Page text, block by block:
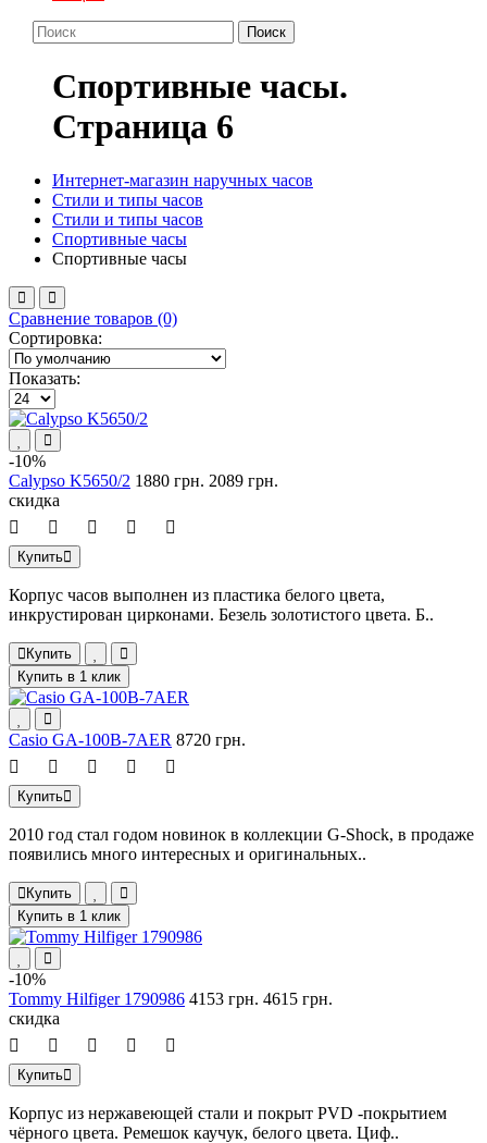
Поиск
Спортивные часы.
Cтраница 6
Интернет-магазин наручных часов
Стили и типы часов
Стили и типы часов
Спортивные часы
Спортивные часы
Сравнение товаров (0)
Сортировка:
Показать:
-10%
Calypso K5650/2 1880 грн. 2089 грн.
скидка
Купить
Корпус часов выполнен из пластика белого цвета,
инкрустирован цирконами. Безель золотистого цвета. Б..
Купить
Купить в 1 клик
Casio GA-100B-7AER 8720 грн.
Купить
2010 год стал годом новинок в коллекции G-Shock, в продаже
появились много интересных и оригинальных..
Купить
Купить в 1 клик
-10%
Tommy Hilfiger 1790986 4153 грн. 4615 грн.
скидка
Купить
Корпус из нержавеющей стали и покрыт PVD -покрытием
чёрного цвета. Ремешок каучук, белого цвета. Циф..